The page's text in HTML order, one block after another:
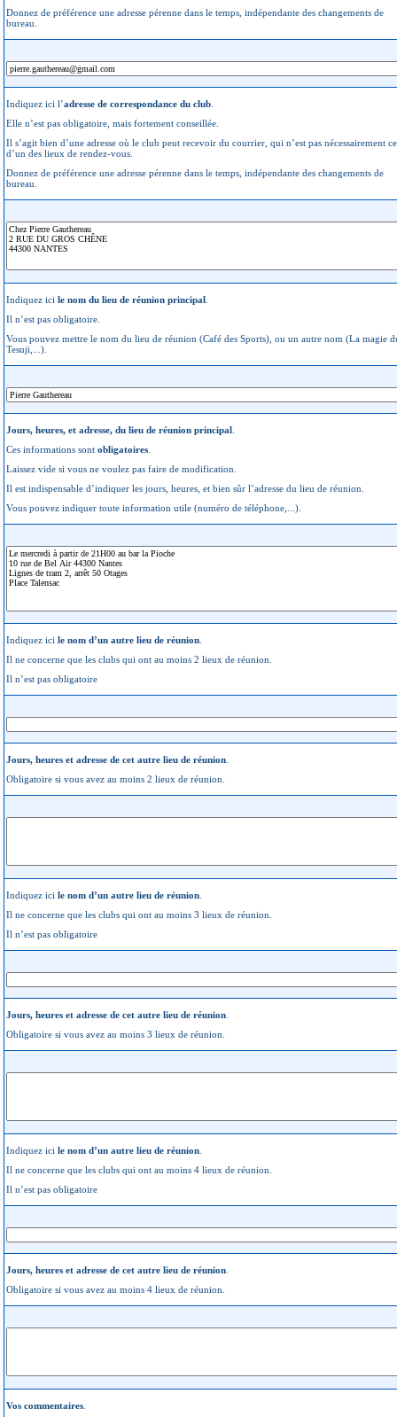
Donnez de préférence une adresse pérenne dans le temps, indépendante des changements de
bureau.
Indiquez ici l’adresse de correspondance du club
Elle n’est pas obligatoire, mais fortement conseillée.
Il s’agit bien d’une adresse où le club peut recevoir du courrier, qui n’est pas nécessairement
d’un des lieux de rendez-vous.
Donnez de préférence une adresse pérenne dans le temps, indépendante des changements de
bureau.
Indiquez ici le nom du lieu de réunion principal
Il n’est pas obligatoire.
Vous pouvez mettre le nom du lieu de réunion (Café des Sports), ou un autre nom (La magie
Tesuji,...).
Jours, heures, et adresse, du lieu de réunion principal
Ces informations sont obligatoires
Laissez vide si vous ne voulez pas faire de modification.
Il est indispensable d’indiquer les jours, heures, et bien sûr l’adresse du lieu de réunion.
Vous pouvez indiquer toute information utile (numéro de téléphone,...).
Indiquez ici le nom d’un autre lieu de réunion
Il ne concerne que les clubs qui ont au moins 2 lieux de réunion.
Il n’est pas obligatoire
Jours, heures et adresse de cet autre lieu de réunion
Obligatoire si vous avez au moins 2 lieux de réunion.
Indiquez ici le nom d’un autre lieu de réunion
Il ne concerne que les clubs qui ont au moins 3 lieux de réunion.
Il n’est pas obligatoire
Jours, heures et adresse de cet autre lieu de réunion
Obligatoire si vous avez au moins 3 lieux de réunion.
Indiquez ici le nom d’un autre lieu de réunion
Il ne concerne que les clubs qui ont au moins 4 lieux de réunion.
Il n’est pas obligatoire
Jours, heures et adresse de cet autre lieu de réunion
Obligatoire si vous avez au moins 4 lieux de réunion.
Vos commentaires